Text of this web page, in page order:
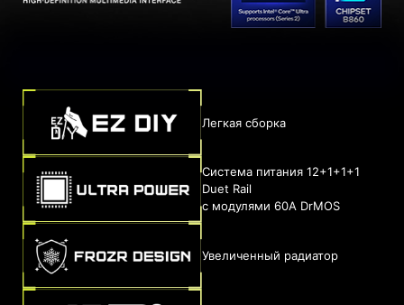
Легкая сборка
Система питания 12+1+1+1
Duet Rail
с модулями 60A DrMOS
Увеличенный радиатор